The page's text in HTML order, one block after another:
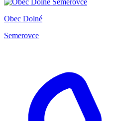
Obec Dolné
Semerovce